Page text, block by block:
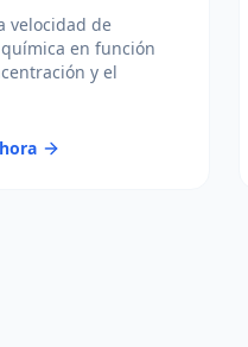
velocidad de
en función
y el